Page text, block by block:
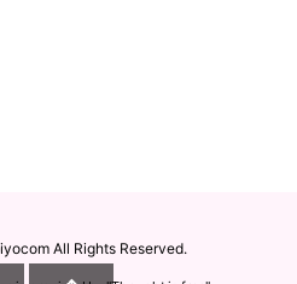
All Rights Reserved.